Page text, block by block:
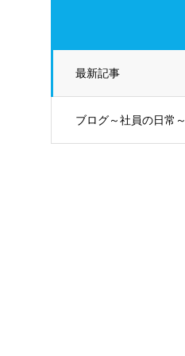
最新記事
ブログ～社員の日常～